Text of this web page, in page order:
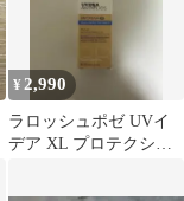
¥ 2,990
ラロッシュポゼ UVイ
デア XL プロテクショ